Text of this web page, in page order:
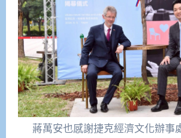
蔣萬安也感謝捷克經濟文化辦事